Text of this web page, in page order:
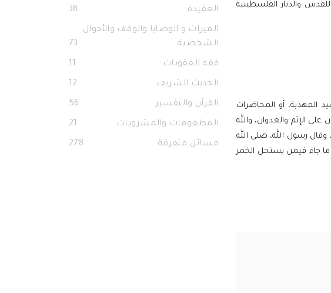
والديار الفلسطينية
المهذبة، أو المحاضرات
الإثم والعدوان، والله
«وَتَعَاوَنُوا عَلَى الْبِرِّ وَالتَّقْوَى وَلَا تَعَاوَنُوا عَلَى الْإِثْمِ وَالْعُدْوَانِ وَاتَّقُوا اللَّهَ إِنَّ اللَّهَ شَدِيدُ الْعِقَابِ» [المائدة: 2]، وقال رسول الله، صلى الله
ما جاء فيمن يستحل الخمر
العقيدة 38
الميراث و الوصايا والوقف والأحوال
الشخصية
73
فقه العقوبات 11
الحديث الشريف 12
القرآن والتفسير 56
المطعومات والمشروبات 21
مسائل متفرقة 278